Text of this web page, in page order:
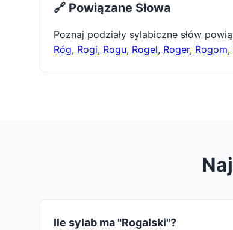
🔗 Powiązane Słowa
Poznaj podziały sylabiczne słów
Róg, Rogi, Rogu, Rogel, Roger, Rogom,
Ile sylab ma "Rogalski"?